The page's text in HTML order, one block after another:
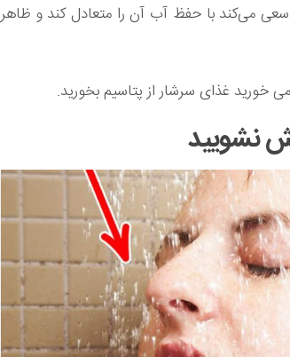
می‌کند با حفظ آب آن را متعادل کند و ظاهر
خورید غذای سرشار از پتاسیم بخورید.